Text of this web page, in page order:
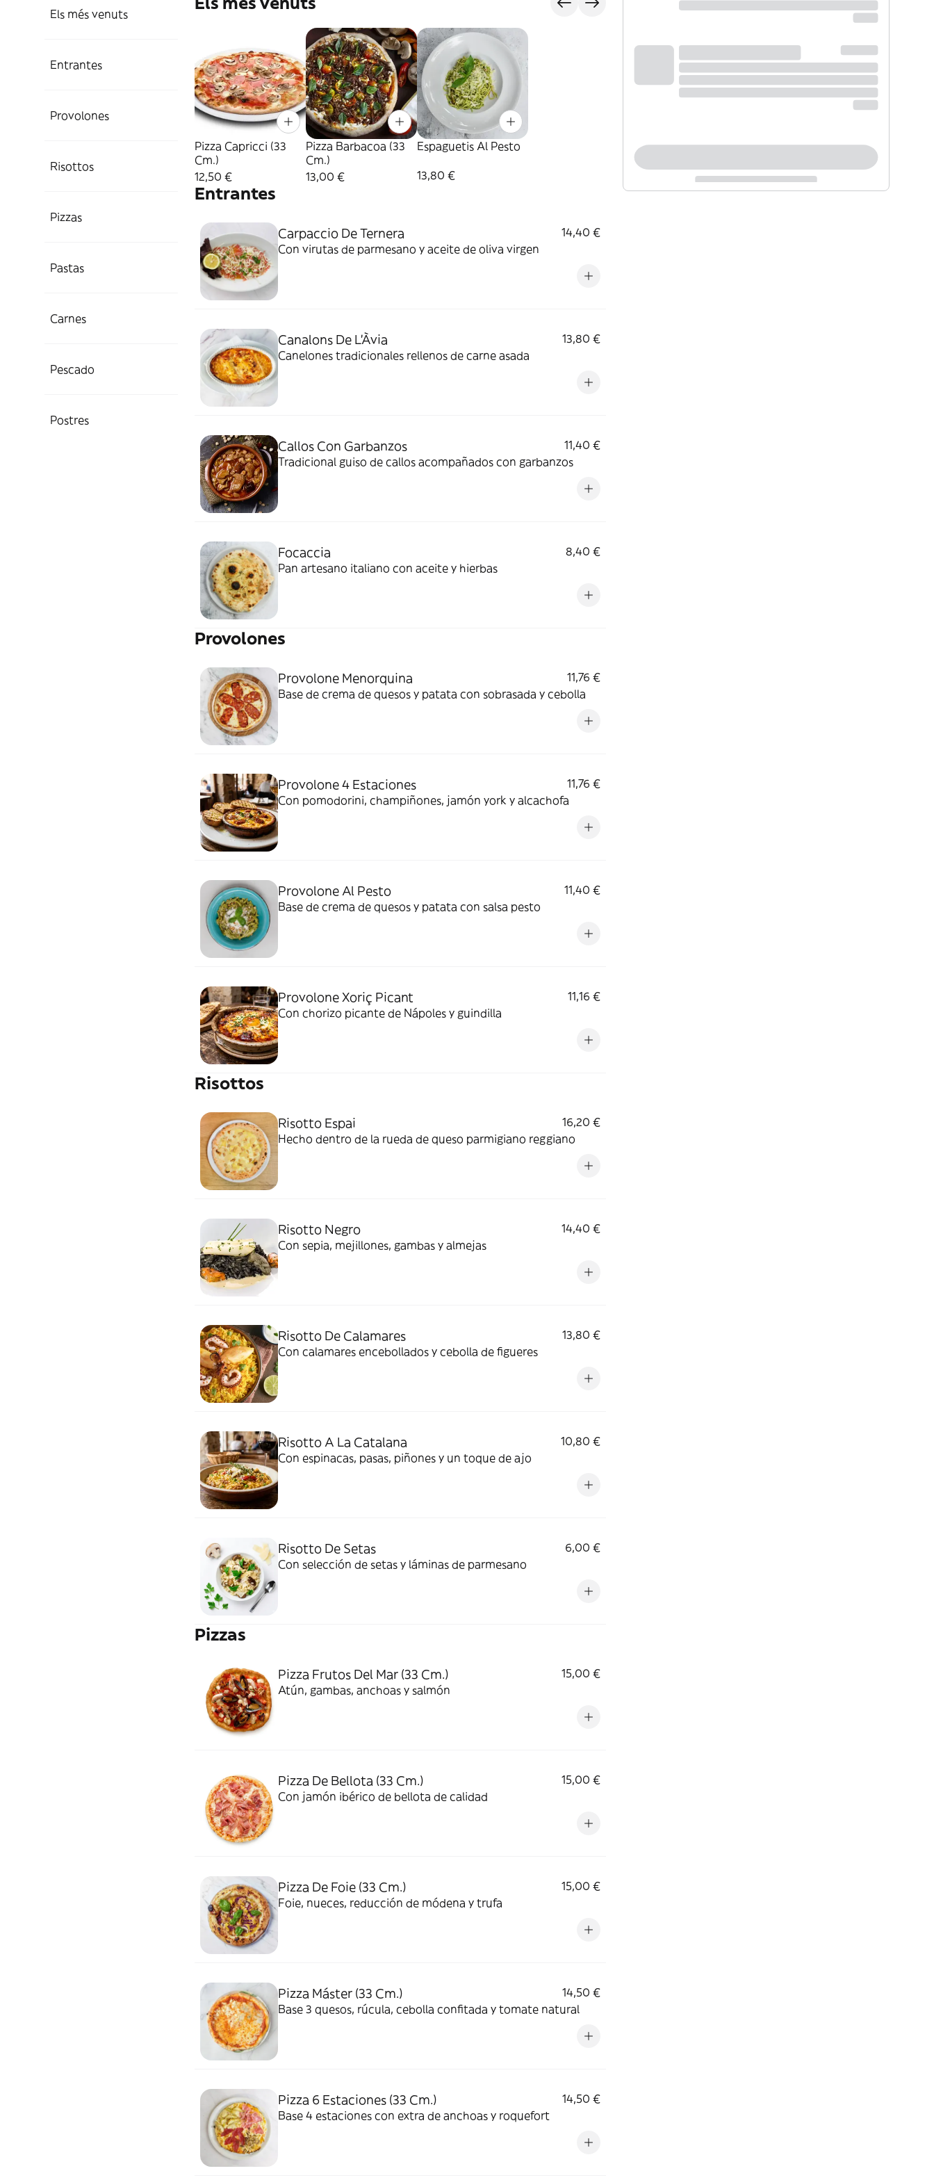
Els més venuts
Entrantes
Provolones
Risottos
Pizzas
Pastas
Carnes
Pescado
Postres
Pizza Capricci (33
Cm.)
12,50 €
Pizza Barbacoa (33
Cm.)
13,00 €
Espaguetis Al Pesto
13,80 €
Entrantes
Carpaccio De Ternera
14,40 €
Con virutas de parmesano y aceite de oliva virgen
Canalons De L'Àvia
13,80 €
Canelones tradicionales rellenos de carne asada
Callos Con Garbanzos
11,40 €
Tradicional guiso de callos acompañados con garbanzos
Focaccia
8,40 €
Pan artesano italiano con aceite y hierbas
Provolones
Provolone Menorquina
11,76 €
Base de crema de quesos y patata con sobrasada y cebolla
Provolone 4 Estaciones
11,76 €
Con pomodorini, champiñones, jamón york y alcachofa
Provolone Al Pesto
11,40 €
Base de crema de quesos y patata con salsa pesto
Provolone Xoriç Picant
11,16 €
Con chorizo picante de Nápoles y guindilla
Risottos
Risotto Espai
16,20 €
Hecho dentro de la rueda de queso parmigiano reggiano
Risotto Negro
14,40 €
Con sepia, mejillones, gambas y almejas
Risotto De Calamares
13,80 €
Con calamares encebollados y cebolla de figueres
Risotto A La Catalana
10,80 €
Con espinacas, pasas, piñones y un toque de ajo
Risotto De Setas
6,00 €
Con selección de setas y láminas de parmesano
Pizzas
Pizza Frutos Del Mar (33 Cm.)
15,00 €
Atún, gambas, anchoas y salmón
Pizza De Bellota (33 Cm.)
15,00 €
Con jamón ibérico de bellota de calidad
Pizza De Foie (33 Cm.)
15,00 €
Foie, nueces, reducción de módena y trufa
Pizza Máster (33 Cm.)
14,50 €
Base 3 quesos, rúcula, cebolla confitada y tomate natural
Pizza 6 Estaciones (33 Cm.)
14,50 €
Base 4 estaciones con extra de anchoas y roquefort